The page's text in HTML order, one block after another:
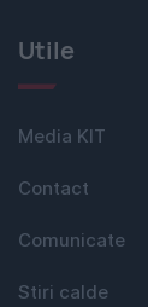
Utile
Media KIT
Contact
Comunicate
Stiri calde